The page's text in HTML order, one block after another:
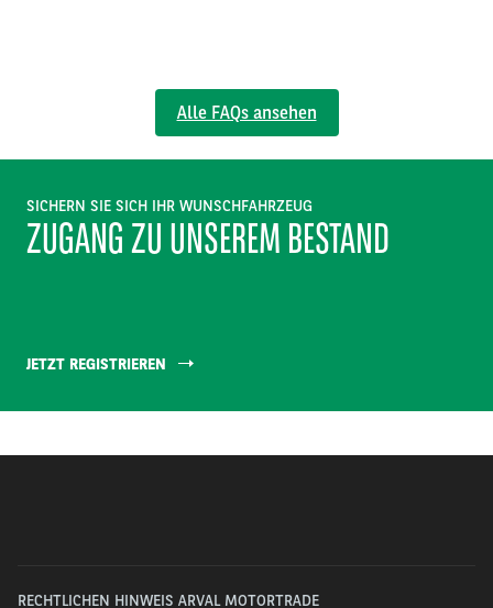
Alle FAQs ansehen
SICHERN SIE SICH IHR WUNSCHFAHRZEUG
ZUGANG ZU UNSEREM BESTAND
JETZT REGISTRIEREN
RECHTLICHEN HINWEIS ARVAL MOTORTRADE